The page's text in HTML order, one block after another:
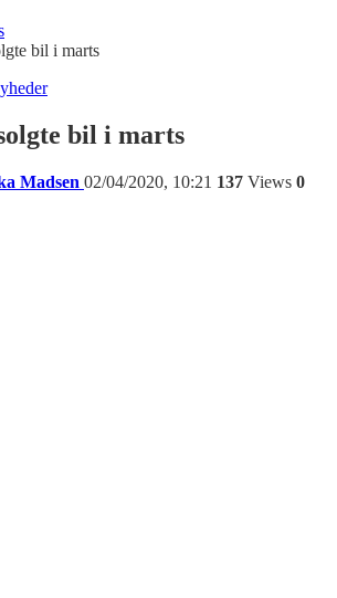
bil i marts
bil i marts
Madsen 02/04/2020, 10:21 137 Views 0